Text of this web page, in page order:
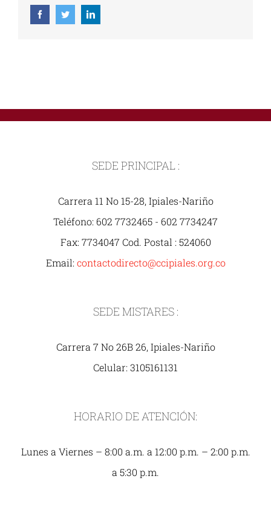
FacebookTwitterLinkedin
SEDE PRINCIPAL :
Carrera 11 No 15-28, Ipiales-Nariño
Teléfono: 602 7732465 - 602 7734247
Fax: 7734047 Cod. Postal : 524060
Email: contactodirecto@ccipiales.org.co
SEDE MISTARES :
Carrera 7 No 26B 26, Ipiales-Nariño
Celular: 3105161131
HORARIO DE ATENCIÓN:
Lunes a Viernes – 8:00 a.m. a 12:00 p.m. – 2:00 p.m.
a 5:30 p.m.